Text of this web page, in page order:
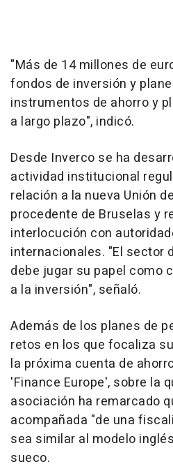
"Más de 14 millones de
fondos de inversión y
instrumentos de ahorro y
a largo plazo", indicó.
Desde Inverco se ha
actividad institucional
relación a la nueva Unión
procedente de Bruselas y
interlocución con
internacionales. "El sector
debe jugar su papel como
a la inversión", señaló.
Además de los planes de
retos en los que focaliza
la próxima cuenta de
'Finance Europe', sobre la
asociación ha remarcado
acompañada "de una
sea similar al modelo
sueco.